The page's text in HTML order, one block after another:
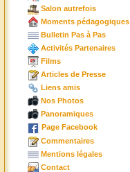
Salon autrefois
Moments pédagogiques
Bulletin Pas à Pas
Activités Partenaires
Films
Articles de Presse
Liens amis
Nos Photos
Panoramiques
Page Facebook
Commentaires
Mentions légales
Contact